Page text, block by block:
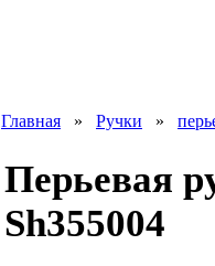
Главная » Ручки »
Перьевая
Sh355004